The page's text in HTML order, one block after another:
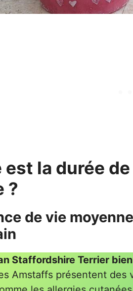
est la durée
?
de vie
Staffordshire Terrier
Amstaffs présentent des